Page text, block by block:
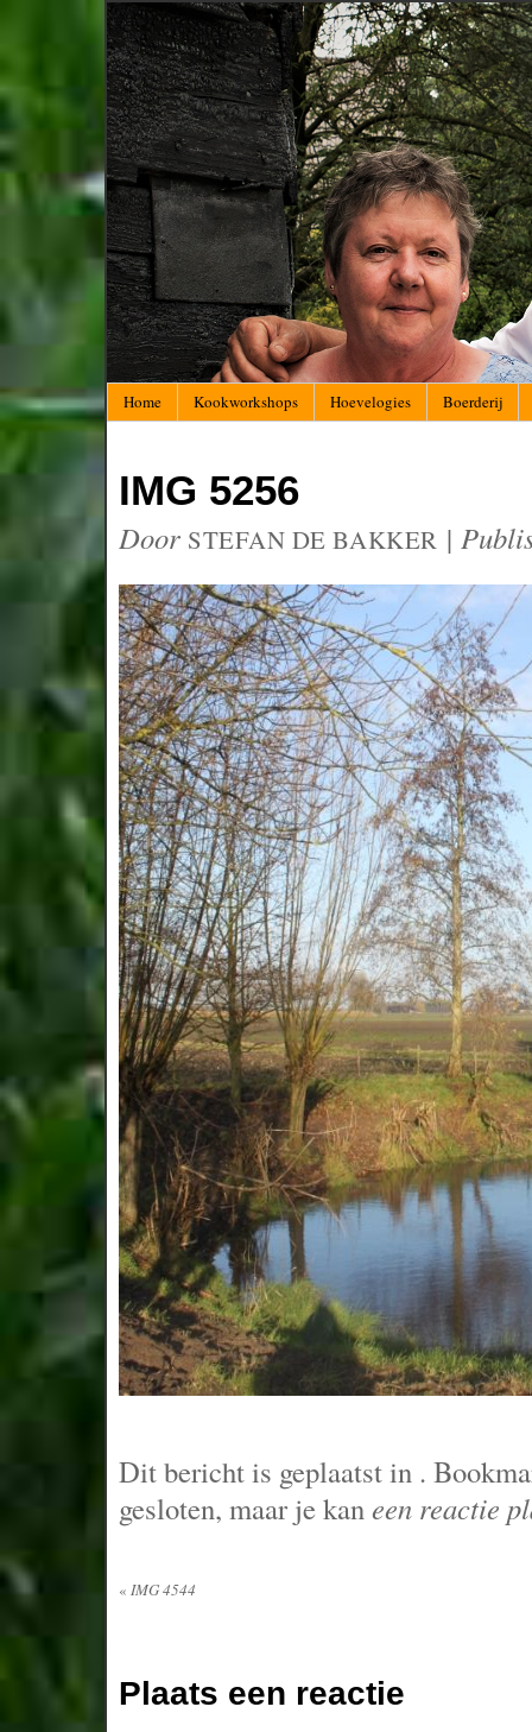
Home Kookworkshops Hoevelogies Boerderij
IMG 5256
Door STEFAN DE BAKKER |
Dit bericht is geplaatst in .
gesloten, maar je kaneen reactie
« IMG 4544
Plaats een reactie